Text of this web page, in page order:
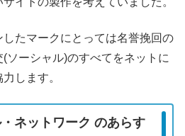
たマークにとっては名誉挽回の
ソーシャル)のすべてをネットに
します。
・ネットワーク のあらす